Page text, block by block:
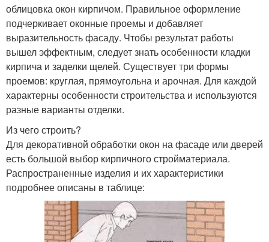
облицовка окон кирпичом. Правильное оформление
подчеркивает оконные проемы и добавляет
выразительность фасаду. Чтобы результат работы
вышел эффектным, следует знать особенности кладки
кирпича и заделки щелей. Существует три формы
проемов: круглая, прямоугольна и арочная. Для каждой
характерны особенности строительства и используются
разные варианты отделки.
Из чего строить?
Для декоративной обработки окон на фасаде или дверей
есть большой выбор кирпичного стройматериала.
Распространенные изделия и их характеристики
подробнее описаны в таблице: